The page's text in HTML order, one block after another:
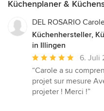
Küchenplaner &
DEL ROSARIO
Küchenhersteller,
in Illingen
Durchschnittliche
Bewertung:
5
von
6. Juli
“Carole a su
projet sur mesure
projeter ! Merci !”